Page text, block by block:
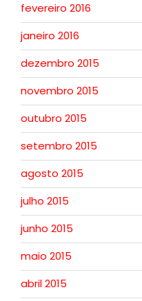
fevereiro 2016
janeiro 2016
dezembro 2015
novembro 2015
outubro 2015
setembro 2015
agosto 2015
julho 2015
junho 2015
maio 2015
abril 2015